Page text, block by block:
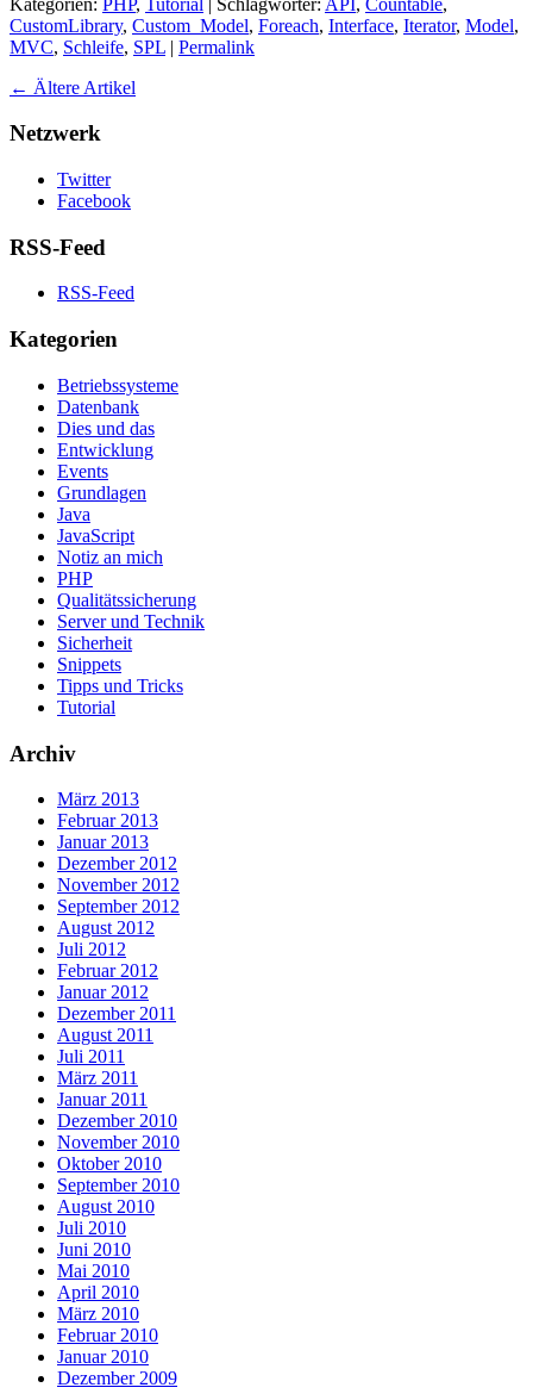
CustomLibrary, Custom_Model, Foreach, Interface, Iterator, Model,
MVC, Schleife, SPL | Permalink
← Ältere Artikel
Netzwerk
Twitter
Facebook
RSS-Feed
RSS-Feed
Kategorien
Betriebssysteme
Datenbank
Dies und das
Entwicklung
Events
Grundlagen
Java
JavaScript
Notiz an mich
PHP
Qualitätssicherung
Server und Technik
Sicherheit
Snippets
Tipps und Tricks
Tutorial
Archiv
März 2013
Februar 2013
Januar 2013
Dezember 2012
November 2012
September 2012
August 2012
Juli 2012
Februar 2012
Januar 2012
Dezember 2011
August 2011
Juli 2011
März 2011
Januar 2011
Dezember 2010
November 2010
Oktober 2010
September 2010
August 2010
Juli 2010
Juni 2010
Mai 2010
April 2010
März 2010
Februar 2010
Januar 2010
Dezember 2009